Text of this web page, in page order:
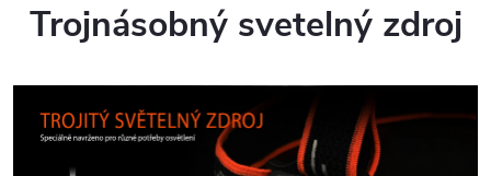
Trojnásobný svetelný zdroj